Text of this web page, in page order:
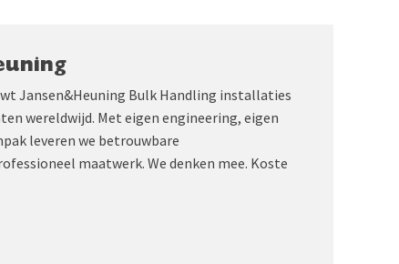
Jansen&Heuning Bulk Handling installaties
wereldwijd. Met eigen engineering, eigen
leveren we betrouwbare
maatwerk. We denken mee. Koste